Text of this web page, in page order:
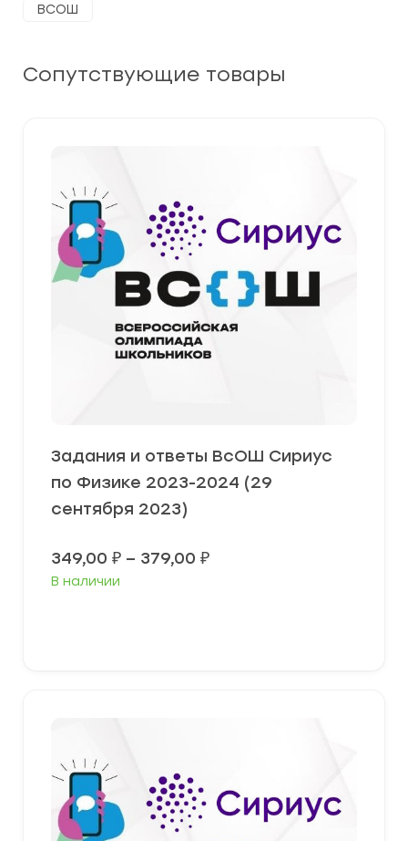
ВСОШ
Сопутствующие товары
Задания и ответы ВсОШ Сириус
по Физике 2023-2024 (29
сентября 2023)
349,00 ₽ – 379,00 ₽Диапазон
В наличии